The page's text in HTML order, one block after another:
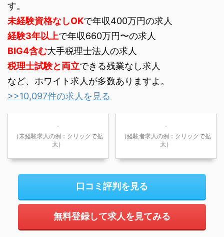
す。
未経験資格なしOKで年収400万円の求人
経験3年以上で年収660万円〜の求人
BIG4含む大手税理士法人の求人
税理士試験と両立できる残業なし求人
など、ホワイト求人が多数ありますよ。
>>10,097件の求人を見る
（未経験求人の例：クリックで拡
大）
（経験者求人の例：クリックで拡
大）
口コミ評判を見る
無料登録して求人を見てみる